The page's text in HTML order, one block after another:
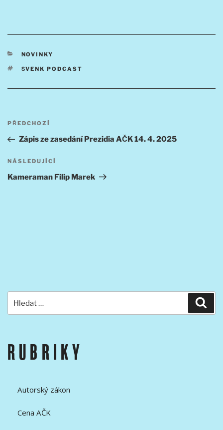
RUBRIKY
NOVINKY
ŠTÍTKY
ŠVENK PODCAST
příspěvek
Předchozí
příspěvek
PŘEDCHOZÍ
Zápis ze zasedání Prezidia AČK 14. 4. 2025
Následující
příspěvek
NÁSLEDUJÍCÍ
Kameraman Filip Marek
RUBRIKY
Autorský zákon
Cena AČK